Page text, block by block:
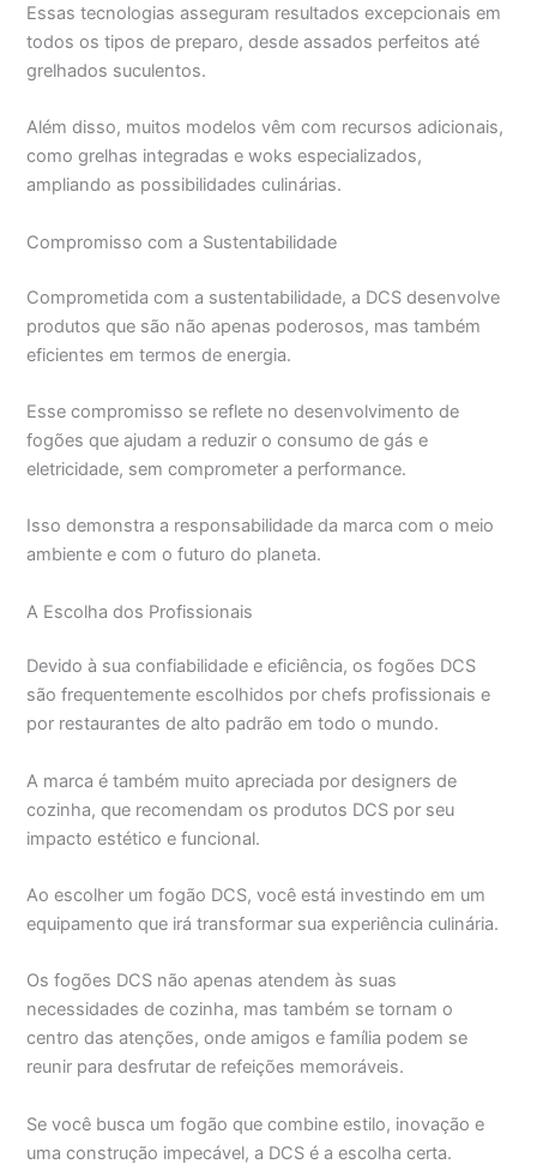
Essas tecnologias asseguram resultados excepcionais em
todos os tipos de preparo, desde assados perfeitos até
grelhados suculentos.
Além disso, muitos modelos vêm com recursos adicionais,
como grelhas integradas e woks especializados,
ampliando as possibilidades culinárias.
Compromisso com a Sustentabilidade
Comprometida com a sustentabilidade, a DCS desenvolve
produtos que são não apenas poderosos, mas também
eficientes em termos de energia.
Esse compromisso se reflete no desenvolvimento de
fogões que ajudam a reduzir o consumo de gás e
eletricidade, sem comprometer a performance.
Isso demonstra a responsabilidade da marca com o meio
ambiente e com o futuro do planeta.
A Escolha dos Profissionais
Devido à sua confiabilidade e eficiência, os fogões DCS
são frequentemente escolhidos por chefs profissionais e
por restaurantes de alto padrão em todo o mundo.
A marca é também muito apreciada por designers de
cozinha, que recomendam os produtos DCS por seu
impacto estético e funcional.
Ao escolher um fogão DCS, você está investindo em um
equipamento que irá transformar sua experiência culinária.
Os fogões DCS não apenas atendem às suas
necessidades de cozinha, mas também se tornam o
centro das atenções, onde amigos e família podem se
reunir para desfrutar de refeições memoráveis.
Se você busca um fogão que combine estilo, inovação e
uma construção impecável, a DCS é a escolha certa.